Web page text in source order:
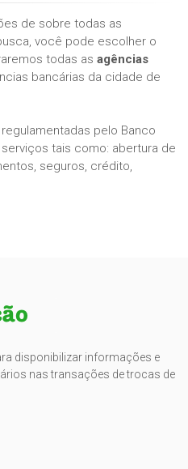
de sobre todas as
você pode escolher o
todas as agências
bancárias da cidade de
pelo Banco
tais como: abertura de
seguros, crédito,
disponibilizar informações e
nas transações de trocas de